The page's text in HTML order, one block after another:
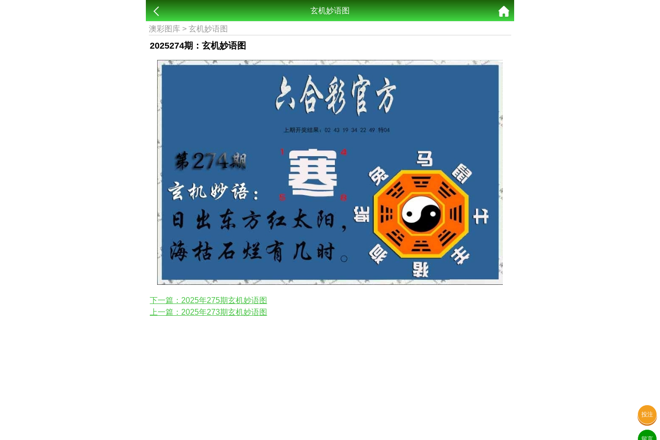
投注
玄机妙语图
澳彩图库 >玄机妙语图
2025274期：玄机妙语图
下一篇：2025年275期玄机妙语图
上一篇：2025年273期玄机妙语图